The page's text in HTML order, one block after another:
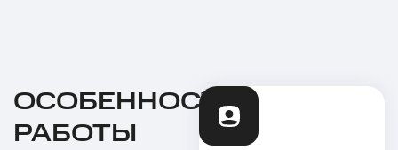
ОСОБЕННОСТИ
РАБОТЫ